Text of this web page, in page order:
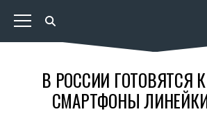
В РОССИИ ГОТОВЯТСЯ
СМАРТФОНЫ ЛИНЕЙКИ